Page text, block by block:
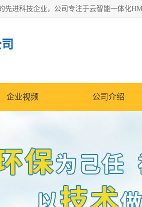
企业视频 公司介绍